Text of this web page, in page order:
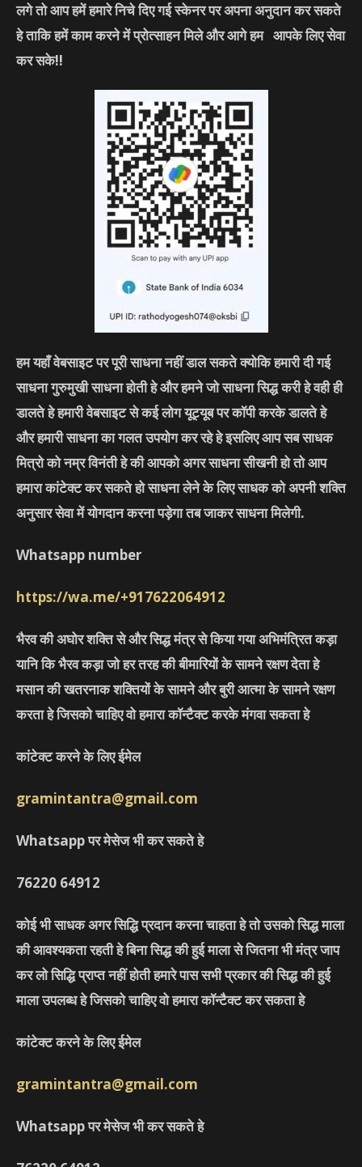
लगे तो आप हमें हमारे निचे दिए गई स्केनर पर अपना अनुदान कर सकते
हे ताकि हमें काम करने में प्रोत्साहन मिले और आगे हम आपके लिए सेवा
कर सके!!
हम यहाँ वेबसाइट पर पूरी साधना नहीं डाल सकते क्योकि हमारी दी गई
साधना गुरुमुखी साधना होती हे और हमने जो साधना सिद्ध करी हे वही ही
डालते हे हमारी वेबसाइट से कई लोग यूट्यूब पर कॉपी करके डालते हे
और हमारी साधना का गलत उपयोग कर रहे हे इसलिए आप सब साधक
मित्रो को नम्र विनंती हे की आपको अगर साधना सीखनी हो तो आप
हमारा कांटेक्ट कर सकते हो साधना लेने के लिए साधक को अपनी शक्ति
अनुसार सेवा में योगदान करना पड़ेगा तब जाकर साधना मिलेगी.
Whatsapp number
https://wa.me/+917622064912
भैरव की अघोर शक्ति से और सिद्ध मंत्र से किया गया अभिमंत्रित कड़ा
यानि कि भैरव कड़ा जो हर तरह की बीमारियों के सामने रक्षण देता हे
मसान की खतरनाक शक्तियों के सामने और बुरी आत्मा के सामने रक्षण
करता हे जिसको चाहिए वो हमारा कॉन्टैक्ट करके मंगवा सकता हे
कांटेक्ट करने के लिए ईमेल
gramintantra@gmail.com
Whatsapp पर मेसेज भी कर सकते हे
76220 64912
कोई भी साधक अगर सिद्धि प्रदान करना चाहता हे तो उसको सिद्ध माला
की आवश्यकता रहती हे बिना सिद्ध की हुई माला से जितना भी मंत्र जाप
कर लो सिद्धि प्राप्त नहीं होती हमारे पास सभी प्रकार की सिद्ध की हुई
माला उपलब्ध हे जिसको चाहिए वो हमारा कॉन्टैक्ट कर सकता हे
कांटेक्ट करने के लिए ईमेल
gramintantra@gmail.com
Whatsapp पर मेसेज भी कर सकते हे